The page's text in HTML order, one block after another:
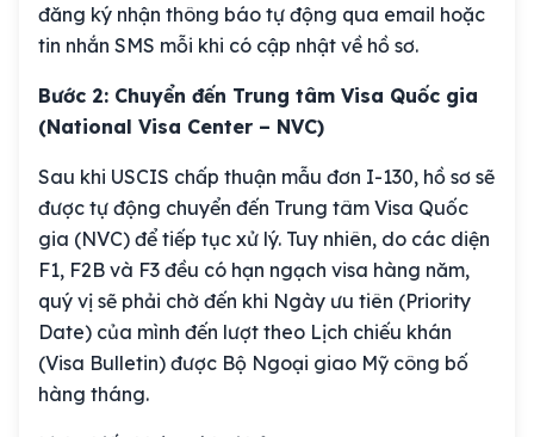
đăng ký nhận thông báo tự động qua email hoặc
tin nhắn SMS mỗi khi có cập nhật về hồ sơ.
Bước 2: Chuyển đến Trung tâm Visa Quốc gia
(National Visa Center – NVC)
Sau khi USCIS chấp thuận mẫu đơn I-130, hồ sơ sẽ
được tự động chuyển đến Trung tâm Visa Quốc
gia (NVC) để tiếp tục xử lý. Tuy nhiên, do các diện
F1, F2B và F3 đều có hạn ngạch visa hàng năm,
quý vị sẽ phải chờ đến khi Ngày ưu tiên (Priority
Date) của mình đến lượt theo Lịch chiếu khán
(Visa Bulletin) được Bộ Ngoại giao Mỹ công bố
hàng tháng.